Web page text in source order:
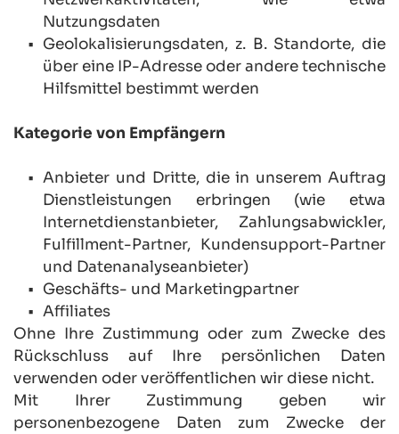
Nutzungsdaten
Geolokalisierungsdaten, z. B. Standorte, die
über eine IP-Adresse oder andere technische
Hilfsmittel bestimmt werden
Kategorie von Empfängern
Anbieter und Dritte, die in unserem Auftrag
Dienstleistungen erbringen (wie etwa
Internetdienstanbieter, Zahlungsabwickler,
Fulfillment-Partner, Kundensupport-Partner
und Datenanalyseanbieter)
Geschäfts- und Marketingpartner
Affiliates
Ohne Ihre Zustimmung oder zum Zwecke des
Rückschluss auf Ihre persönlichen Daten
verwenden oder veröffentlichen wir diese nicht.
Mit Ihrer Zustimmung geben wir
personenbezogene Daten zum Zwecke der